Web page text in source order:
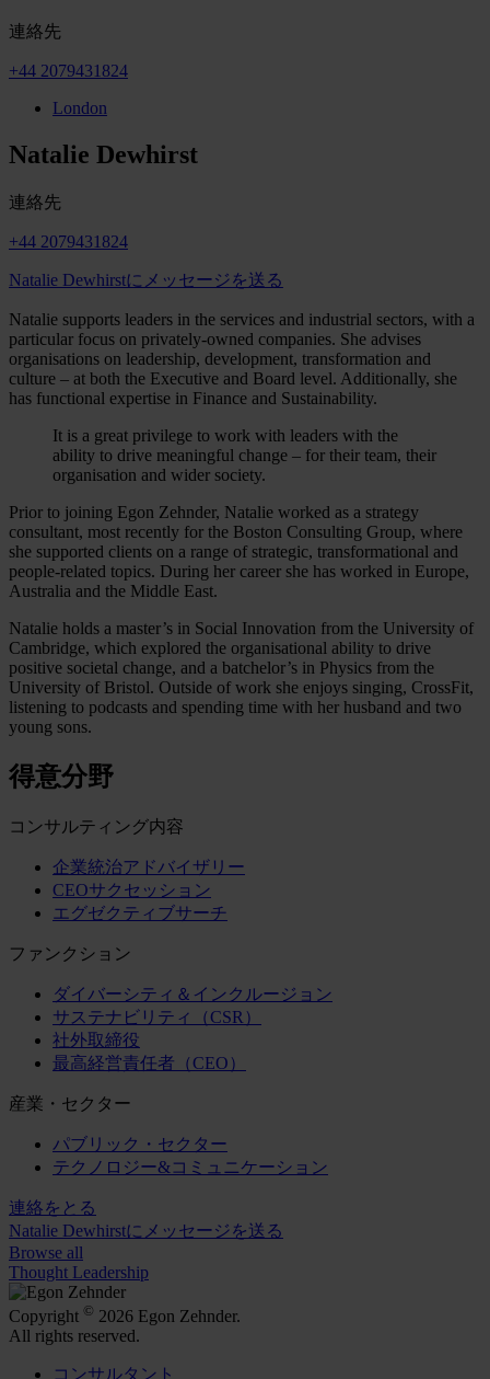
連絡先
+44 2079431824
London
Natalie Dewhirst
連絡先
+44 2079431824
Natalie Dewhirstにメッセージを送る
Natalie supports leaders in the services and industrial sectors, with a
particular focus on privately-owned companies. She advises
organisations on leadership, development, transformation and
culture – at both the Executive and Board level. Additionally, she
has functional expertise in Finance and Sustainability.
It is a great privilege to work with leaders with the
ability to drive meaningful change – for their team, their
organisation and wider society.
Prior to joining Egon Zehnder, Natalie worked as a strategy
consultant, most recently for the Boston Consulting Group, where
she supported clients on a range of strategic, transformational and
people-related topics. During her career she has worked in Europe,
Australia and the Middle East.
Natalie holds a master’s in Social Innovation from the University of
Cambridge, which explored the organisational ability to drive
positive societal change, and a batchelor’s in Physics from the
University of Bristol. Outside of work she enjoys singing, CrossFit,
listening to podcasts and spending time with her husband and two
young sons.
得意分野
コンサルティング内容
企業統治アドバイザリー
CEOサクセッション
エグゼクティブサーチ
ファンクション
ダイバーシティ＆インクルージョン
サステナビリティ（CSR）
社外取締役
最高経営責任者（CEO）
産業・セクター
パブリック・セクター
テクノロジー&コミュニケーション
連絡をとる
Natalie Dewhirstにメッセージを送る
Browse all
Thought Leadership
Copyright © 2026 Egon Zehnder.
All rights reserved.
コンサルタント